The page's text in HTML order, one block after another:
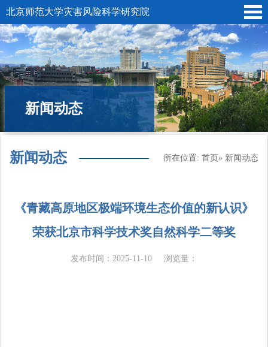
北京师范大学灾害风险科学研究院
新闻动态
新闻动态 所在位置:首页» 新闻动态
《青藏高原地区极端环境生态价值的新认识》
荣获北京市科学技术奖自然科学二等奖
发布时间：2025-11-10 浏览量：